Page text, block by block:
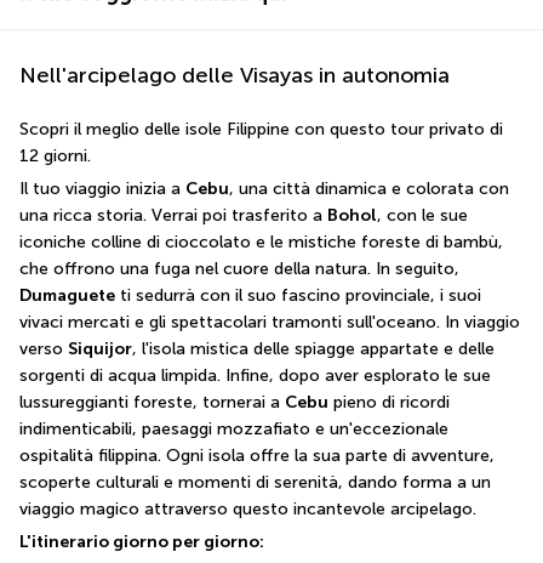
Nell'arcipelago delle Visayas in autonomia
Scopri il meglio delle isole Filippine con questo tour privato di
12 giorni.
Il tuo viaggio inizia a Cebu, una città dinamica e colorata con
una ricca storia. Verrai poi trasferito a Bohol, con le sue
iconiche colline di cioccolato e le mistiche foreste di bambù,
Dumaguete ti sedurrà con il suo fascino provinciale, i suoi
vivaci mercati e gli spettacolari tramonti sull'oceano. In viaggio
verso Siquijor, l'isola mistica delle spiagge appartate e delle
sorgenti di acqua limpida. Infine, dopo aver esplorato le sue
lussureggianti foreste, tornerai a Cebu pieno di ricordi
indimenticabili, paesaggi mozzafiato e un'eccezionale
ospitalità filippina. Ogni isola offre la sua parte di avventure,
scoperte culturali e momenti di serenità, dando forma a un
viaggio magico attraverso questo incantevole arcipelago.
L'itinerario giorno per giorno: